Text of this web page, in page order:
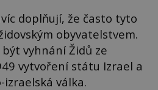
doplňují, že často tyto
obyvatelstvem.
vyhnání Židů ze
vytvoření státu Izrael a
válka.